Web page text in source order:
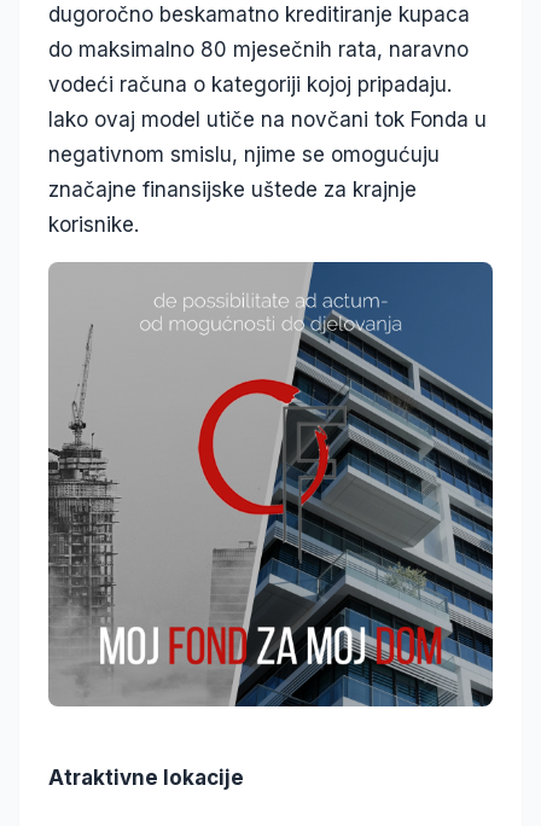
dugoročno beskamatno kreditiranje kupaca
do maksimalno 80 mjesečnih rata, naravno
vodeći računa o kategoriji kojoj pripadaju.
Iako ovaj model utiče na novčani tok Fonda u
negativnom smislu, njime se omogućuju
značajne finansijske uštede za krajnje
korisnike.
Atraktivne lokacije